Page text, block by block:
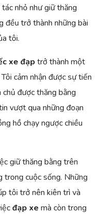
nhỏ như giữ thăng
đều trở thành những bài
tôi.
xe đạp trở thành một
cảm nhận được sự tiến
được thăng bằng
vượt qua những đoạn
hồ chạy ngược chiều
giữ thăng bằng trên
trong cuộc sống. Những
tôi trở nên kiên trì và
đạp xe mà còn trong